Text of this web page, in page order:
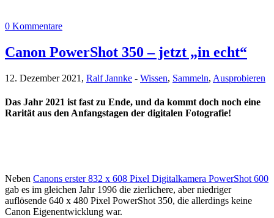
0 Kommentare
Canon PowerShot 350 – jetzt „in echt“
12. Dezember 2021, Ralf Jannke - Wissen, Sammeln, Ausprobieren
Das Jahr 2021 ist fast zu Ende, und da kommt doch noch eine
Rarität aus den Anfangstagen der digitalen Fotografie!
Neben Canons erster 832 x 608 Pixel Digitalkamera PowerShot 600
gab es im gleichen Jahr 1996 die zierlichere, aber niedriger
auflösende 640 x 480 Pixel PowerShot 350, die allerdings keine
Canon Eigenentwicklung war.